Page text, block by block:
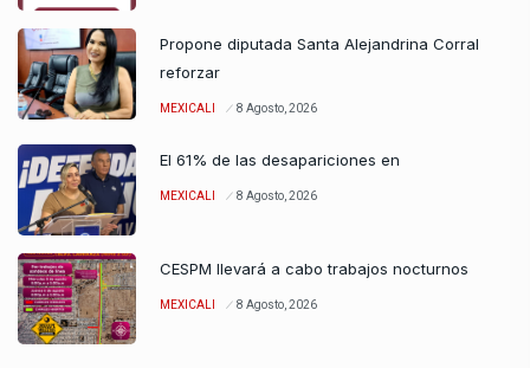
Propone diputada Santa Alejandrina Corral
reforzar
MEXICALI 8 Agosto, 2026
El 61% de las desapariciones en
MEXICALI 8 Agosto, 2026
CESPM llevará a cabo trabajos nocturnos
MEXICALI 8 Agosto, 2026